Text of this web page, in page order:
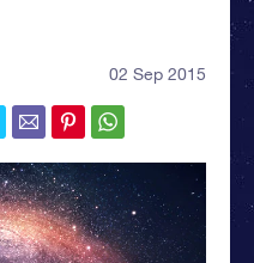
02 Sep 2015